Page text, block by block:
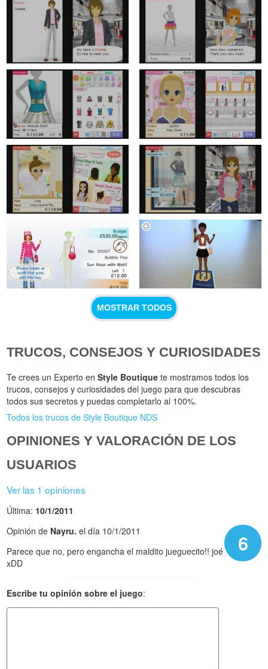
MOSTRAR TODOS
TRUCOS, CONSEJOS Y CURIOSIDADES
Te crees un Experto enStyle Boutique te mostramos todos los
trucos, consejos y curiosidades del juego para que descubras
todos sus secretos y puedas completarlo al 100%.
Todos los trucos de Style Boutique NDS
OPINIONES Y VALORACIÓN DE LOS
USUARIOS
Ver las 1 opiniones
Última: 10/1/2011
6
Opinión de Nayru. el día 10/1/2011
Parece que no, pero engancha el maldito jueguecito!! joé
xDD
Escribe tu opinión sobre el juego: